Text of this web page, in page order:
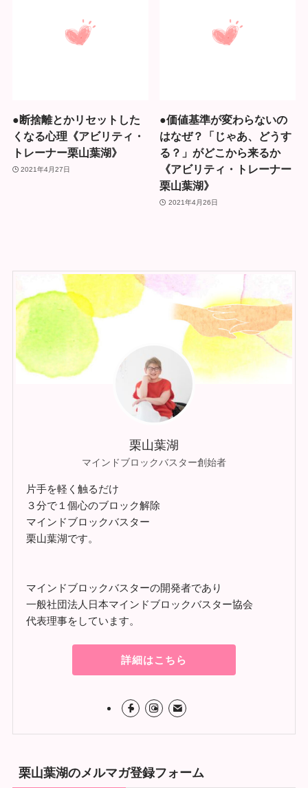
●断捨離とかリセットした
くなる心理《アビリティ・
トレーナー栗山葉湖》
2021年4月27日
●価値基準が変わらないの
はなぜ？「じゃあ、どうす
る？」がどこから来るか
《アビリティ・トレーナー
栗山葉湖》
2021年4月26日
栗山葉湖
マインドブロックバスター創始者
片手を軽く触るだけ
３分で１個心のブロック解除
マインドブロックバスター
栗山葉湖です。
マインドブロックバスターの開発者であり
一般社団法人日本マインドブロックバスター協会
代表理事をしています。
詳細はこちら
栗山葉湖のメルマガ登録フォーム